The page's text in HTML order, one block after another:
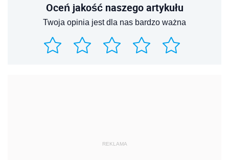
Oceń jakość naszego artykułu
Twoja opinia jest dla nas bardzo ważna
REKLAMA